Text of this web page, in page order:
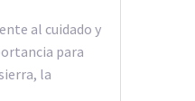
al cuidado y
para
la